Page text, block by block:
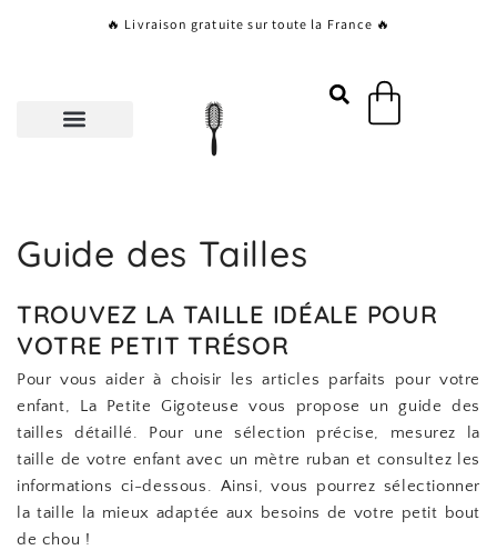
🔥 Livraison gratuite sur toute la France 🔥
Panier
Guide des Tailles
TROUVEZ LA TAILLE IDÉALE POUR
VOTRE PETIT TRÉSOR
Pour vous aider à choisir les articles parfaits pour votre
enfant, La Petite Gigoteuse vous propose un guide des
tailles détaillé. Pour une sélection précise, mesurez la
taille de votre enfant avec un mètre ruban et consultez les
informations ci-dessous. Ainsi, vous pourrez sélectionner
la taille la mieux adaptée aux besoins de votre petit bout
de chou !